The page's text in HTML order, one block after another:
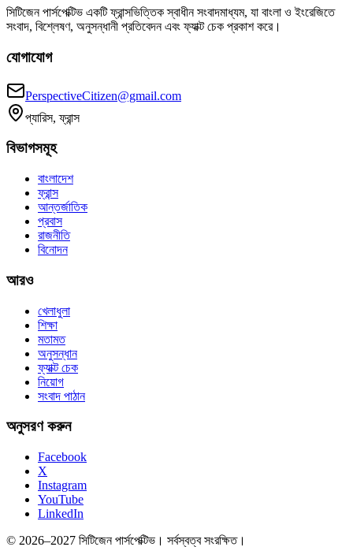
সিটিজেন পার্সপেক্টিভ একটি ফ্রান্সভিত্তিক স্বাধীন সংবাদমাধ্যম, যা বাংলা ও ইংরেজিতে
সংবাদ, বিশ্লেষণ, অনুসন্ধানী প্রতিবেদন এবং ফ্যাক্ট চেক প্রকাশ করে।
যোগাযোগ
PerspectiveCitizen@gmail.com
প্যারিস, ফ্রান্স
বিভাগসমূহ
বাংলাদেশ
ফ্রান্স
আন্তর্জাতিক
প্রবাস
রাজনীতি
বিনোদন
আরও
খেলাধুলা
শিক্ষা
মতামত
অনুসন্ধান
ফ্যাক্ট চেক
নিয়োগ
সংবাদ পাঠান
অনুসরণ করুন
Facebook
X
Instagram
YouTube
LinkedIn
© 2026–2027 সিটিজেন পার্সপেক্টিভ। সর্বস্বত্ব সংরক্ষিত।